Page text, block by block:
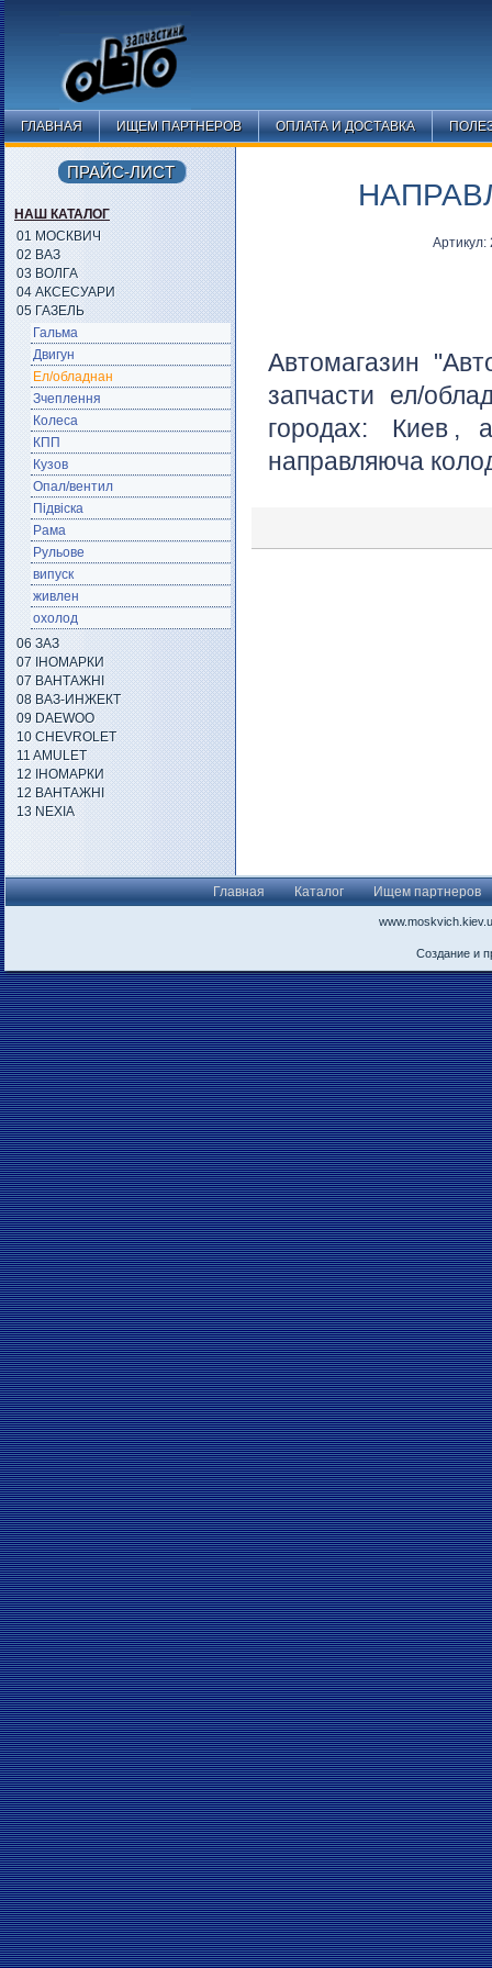
ГЛАВНАЯ ИЩЕМ ПАРТНЕРОВ ОПЛАТА И ДОСТАВКА
Автомагазин
запчасти ел/
городах:
Киев , а
направляюча
ПРАЙС-ЛИСТ
НАШ КАТАЛОГ
01 МОСКВИЧ
02 ВАЗ
03 ВОЛГА
04 АКСЕСУАРИ
05 ГАЗЕЛЬ
Гальма
Двигун
Ел/обладнан
Зчеплення
Колеса
КПП
Кузов
Опал/вентил
Підвіска
Рама
Рульове
випуск
живлен
охолод
06 ЗАЗ
07 ІНОМАРКИ
07 ВАНТАЖНІ
08 ВАЗ-ИНЖЕКТ
09 DAEWOO
10 CHEVROLET
11 AMULET
12 ІНОМАРКИ
12 ВАНТАЖНІ
13 NEXIA
Главная Каталог Ищем партнеров
Создание и